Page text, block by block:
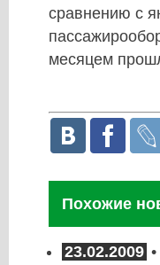
сравнению с
месяцем
Похожие
23.02.2009 •